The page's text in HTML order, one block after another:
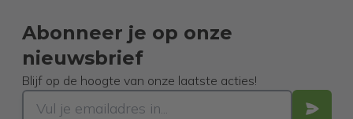
Abonneer je op onze
nieuwsbrief
Blijf op de hoogte van onze laatste acties!